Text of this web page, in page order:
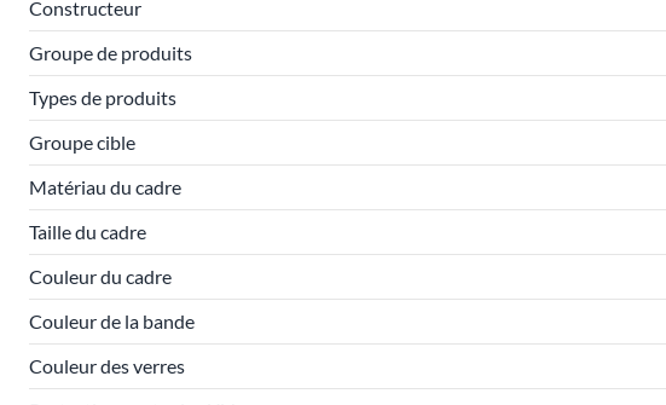
Constructeur
Groupe de produits
Types de produits
Groupe cible
Matériau du cadre
Taille du cadre
Couleur du cadre
Couleur de la bande
Couleur des verres